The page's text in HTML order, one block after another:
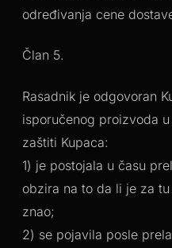
određivanja cene
Član 5.
Rasadnik je odgovoran
isporučenog proizvoda
zaštiti Kupaca:
1) je postojala u času
obzira na to da li je za
znao;
2) se pojavila posle